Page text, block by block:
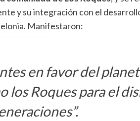
y su integración con el
Manifestaron:
en favor del
los Roques para el
”.